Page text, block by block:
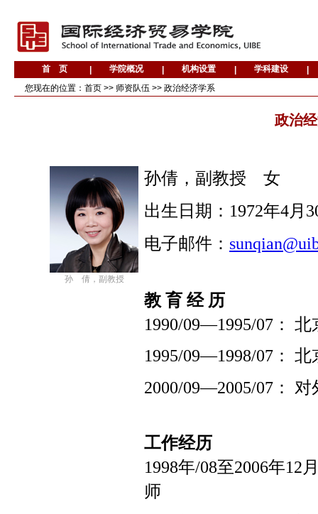
您现在的位置： 首页 >> 师资队伍 >> 政治经济学系
政治
孙 倩，副教授
孙倩，副教授 女
出生日期： 1972年4月
电子邮件：
教 育 经 历
1990/09—1995/07 ：
1995/09—1998/07 ：
2000/09—2005/07 ：
工作经历
1998年/08至2006年12
师